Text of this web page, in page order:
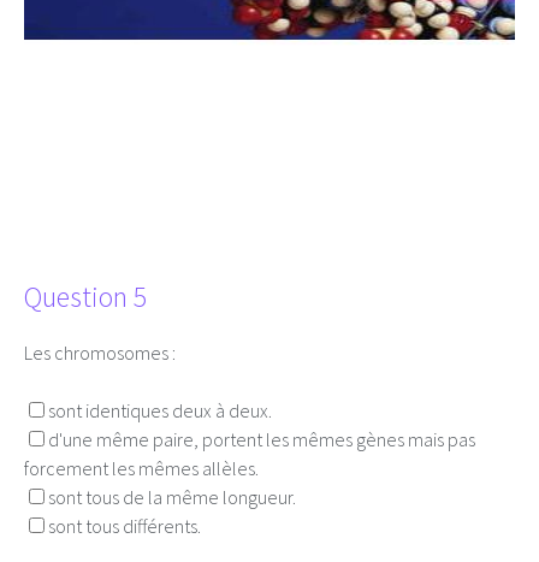
Question 5
Les chromosomes :
sont identiques deux à deux.
d'une même paire, portent les mêmes gènes mais pas
forcement les mêmes allèles.
sont tous de la même longueur.
sont tous différents.